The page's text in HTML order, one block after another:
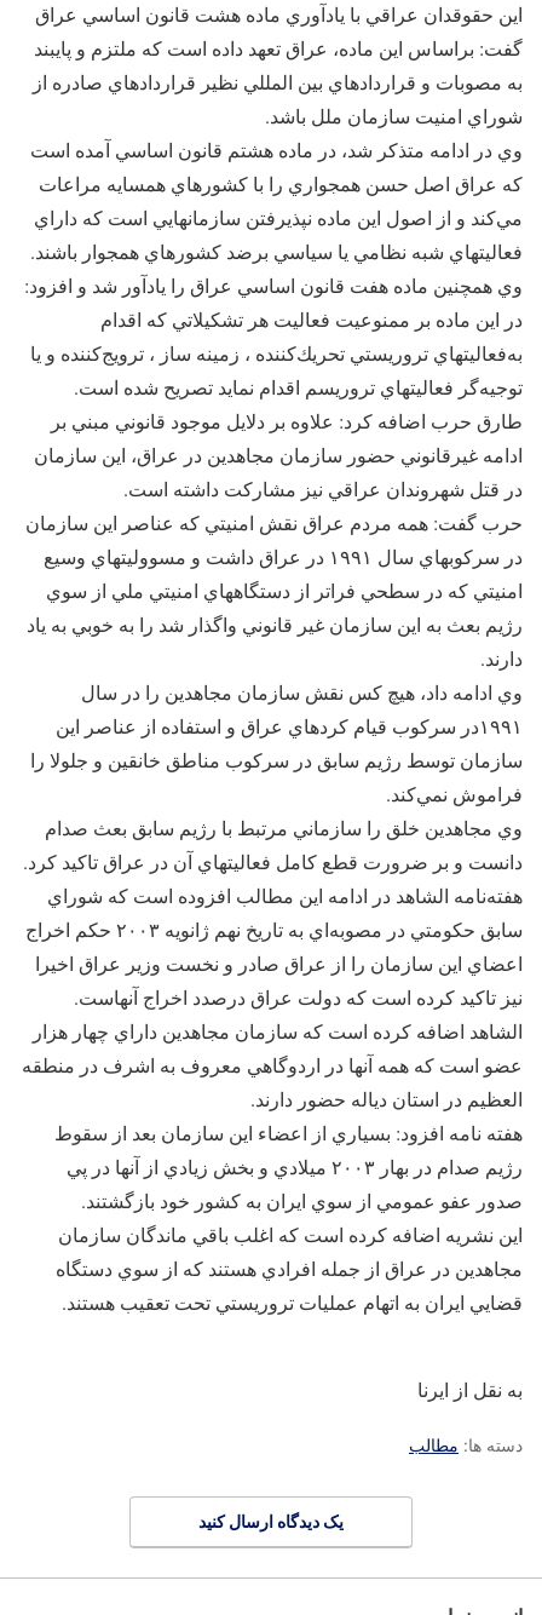
اين حقوقدان عراقي با يادآوري ماده هشت قانون اساسي عراق
گفت: براساس اين ماده، عراق تعهد داده است كه ملتزم و پايبند
به مصوبات و قراردادهاي بين المللي نظير قراردادهاي صادره از
شوراي امنيت سازمان ملل باشد.
وي در ادامه متذكر شد، در ماده هشتم قانون اساسي آمده است
كه عراق اصل حسن همجواري را با كشورهاي همسايه مراعات
مي‌كند و از اصول اين ماده نپذيرفتن سازمانهايي است كه داراي
فعاليتهاي شبه نظامي يا سياسي برضد كشورهاي همجوار باشند.
وي همچنين ماده هفت قانون اساسي عراق را يادآور شد و افزود:
در اين ماده بر ممنوعيت فعاليت هر تشكيلاتي كه اقدام
به‌فعاليتهاي تروريستي تحريك‌كننده ، زمينه ساز ، ترويج‌كننده و يا
توجيه‌گر فعاليتهاي تروريسم اقدام نمايد تصريح شده است.
طارق حرب اضافه كرد: علاوه بر دلايل موجود قانوني مبني بر
ادامه غيرقانوني حضور سازمان مجاهدین در عراق، اين سازمان
در قتل شهروندان عراقي نيز مشاركت داشته است.
حرب گفت: همه مردم عراق نقش امنيتي كه عناصر اين سازمان
در سركوبهاي سال ‪ ۱۹۹۱‬در عراق داشت و مسووليتهاي وسيع
امنيتي كه در سطحي فراتر از دستگاههاي امنيتي ملي از سوي
رژيم بعث به اين سازمان غير قانوني واگذار شد را به خوبي به ياد
دارند.
۱۹۹۱‬در سركوب قيام كردهاي عراق و استفاده از عناصر اين
سازمان توسط رژيم سابق در سركوب مناطق خانقين و جلولا را
فراموش نمي‌كند.
وي مجاهدین خلق را سازماني مرتبط با رژيم سابق بعث صدام
دانست و بر ضرورت قطع كامل فعاليتهاي آن در عراق تاكيد كرد.
هفته‌نامه الشاهد در ادامه اين مطالب افزوده است كه شوراي
سابق حكومتي در مصوبه‌اي به تاريخ نهم ژانويه ‪ ۲۰۰۳‬حكم اخراج
اعضاي اين سازمان را از عراق صادر و نخست وزير عراق اخيرا
نيز تاكيد كرده است كه دولت عراق درصدد اخراج آنهاست.
الشاهد اضافه كرده است كه سازمان مجاهدین داراي چهار هزار
عضو است كه همه آنها در اردوگاهي معروف به اشرف در منطقه
العظيم در استان دياله حضور دارند.
هفته نامه افزود: بسياري از اعضاء اين سازمان بعد از سقوط
رژيم صدام در بهار ‪ ۲۰۰۳‬ميلادي و بخش زيادي از آنها در پي
صدور عفو عمومي از سوي ايران به كشور خود بازگشتند.
اين نشريه اضافه كرده است كه اغلب باقي ماندگان سازمان
مجاهدين در عراق از جمله افرادي هستند كه از سوي دستگاه
قضايي ايران به اتهام عمليات تروريستي تحت تعقيب هستند.
به نقل از ایرنا
دسته ها: مطالب
یک دیدگاه ارسال کنید